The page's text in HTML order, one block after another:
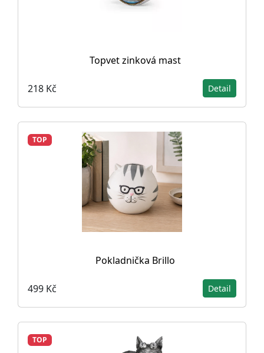
Topvet zinková mast
218 Kč Detail
TOP
Pokladnička Brillo
499 Kč Detail
TOP